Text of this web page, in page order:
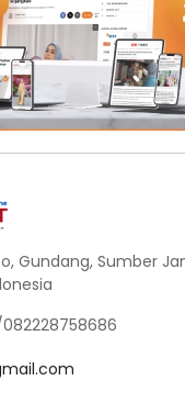
Gundang, Sumber